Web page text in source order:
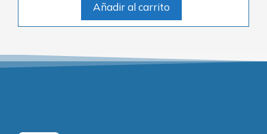
Añadir al carrito